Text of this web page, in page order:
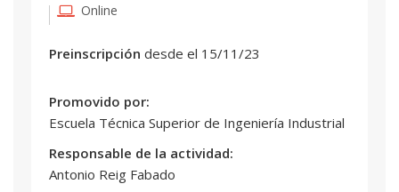
Online
Preinscripción desde el 15/11/23
Promovido por:
Escuela Técnica Superior de Ingeniería Industrial
Responsable de la actividad:
Antonio Reig Fabado